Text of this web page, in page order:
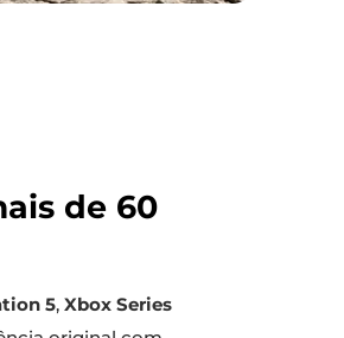
de 60
5, Xbox Series